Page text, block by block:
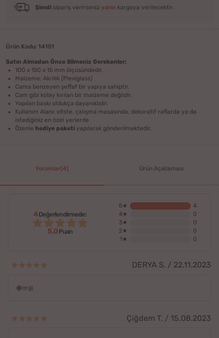
Şimdi sipariş verirseniz yarın kargoya verilecektir.
Ürün Kodu: 14151
Satın Almadan Önce Bilmeniz Gerekenler:
100 x 150 x 15 mm ölçüsündedir.
Malzeme: Akrilik (Plexiglass)
Cama benzeyen şeffaf bir yapıya sahiptir.
Cam gibi kolay kırılan bir malzeme değildir.
Yapılan baskı oldukça dayanıklıdır.
Kullanım Alanı: ofiste, çalışma masasında, dekoratif raflarda ya da
istediğiniz en özel yerlerde
Özenle hediye paketi yapılarak gönderilmektedir.
Yorumlar(4) Ürün Açıklaması
4Değerlendirmede:
5,0Puan
5★
4
4★
0
3★
0
2★
0
1★
0
DERYA S. / 22.11.2023
🧿🫶🏼
Çiğdem T. / 15.08.2023